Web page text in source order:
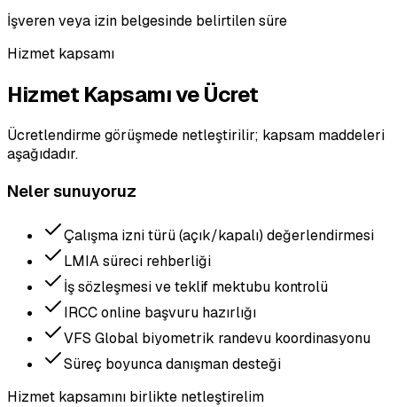
İşveren veya izin belgesinde belirtilen süre
Hizmet kapsamı
Hizmet Kapsamı ve Ücret
Ücretlendirme görüşmede netleştirilir; kapsam maddeleri
aşağıdadır.
Neler sunuyoruz
Çalışma izni türü (açık/kapalı) değerlendirmesi
LMIA süreci rehberliği
İş sözleşmesi ve teklif mektubu kontrolü
IRCC online başvuru hazırlığı
VFS Global biyometrik randevu koordinasyonu
Süreç boyunca danışman desteği
Hizmet kapsamını birlikte netleştirelim